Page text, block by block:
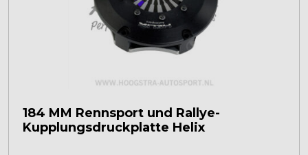
184 MM Rennsport und Rallye-
Kupplungsdruckplatte Helix